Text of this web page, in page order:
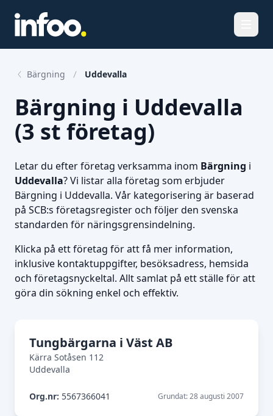
Bärgning Uddevalla
Bärgning i Uddevalla
(3 st företag)
Letar du efter företag verksamma inom Bärgning i
Uddevalla? Vi listar alla företag som erbjuder
Bärgning i Uddevalla. Vår kategorisering är baserad
på SCB:s företagsregister och följer den svenska
standarden för näringsgrensindelning.
Klicka på ett företag för att få mer information,
inklusive kontaktuppgifter, besöksadress, hemsida
och företagsnyckeltal. Allt samlat på ett ställe för att
göra din sökning enkel och effektiv.
Tungbärgarna i Väst AB
Kärra Sotåsen 112
Uddevalla
Org.nr: 5567366041 Grundat: 28 augusti 2007